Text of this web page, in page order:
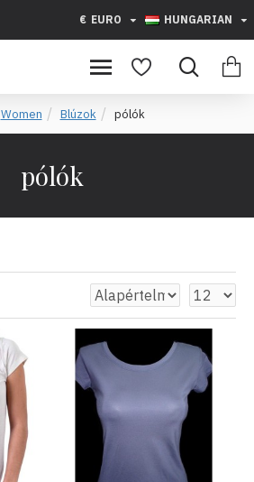
€ EURO HUNGARIAN
Women Blúzok pólók
pólók